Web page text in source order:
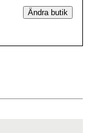
Ändra butik